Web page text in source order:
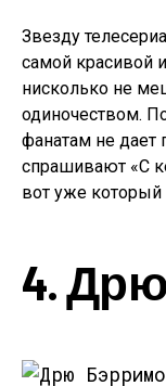
Звезду
самой красивой
нисколько не
одиночеством.
фанатам не дает
спрашивают «С
вот уже который
4.